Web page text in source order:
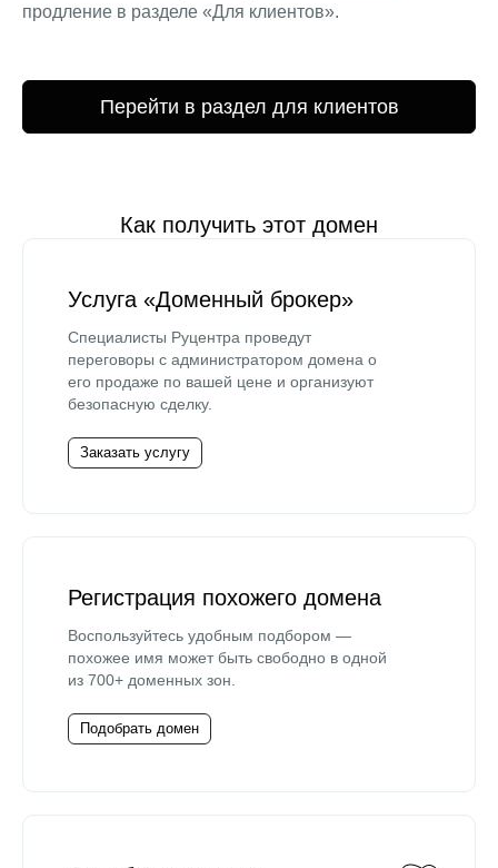
продление в разделе «Для клиентов».
Перейти в раздел для клиентов
Как получить этот домен
Услуга «Доменный брокер»
Специалисты Руцентра проведут
переговоры с администратором домена о
его продаже по вашей цене и организуют
безопасную сделку.
Заказать услугу
Регистрация похожего домена
Воспользуйтесь удобным подбором —
похожее имя может быть свободно в одной
из 700+ доменных зон.
Подобрать домен